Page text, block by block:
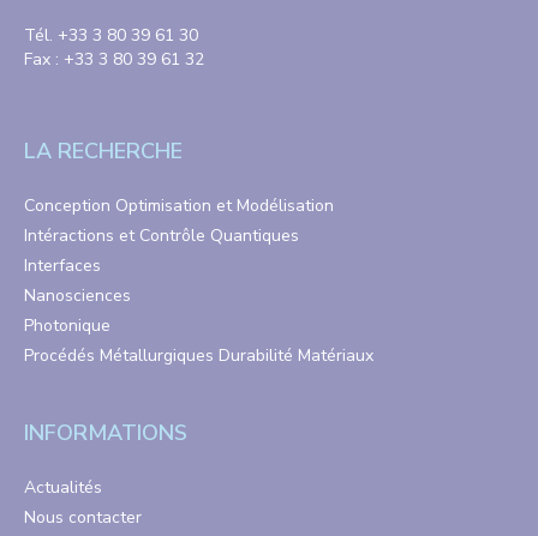
Tél. +33 3 80 39 61 30
Fax : +33 3 80 39 61 32
LA RECHERCHE
Conception Optimisation et Modélisation
Intéractions et Contrôle Quantiques
Interfaces
Nanosciences
Photonique
Procédés Métallurgiques Durabilité Matériaux
INFORMATIONS
Actualités
Nous contacter